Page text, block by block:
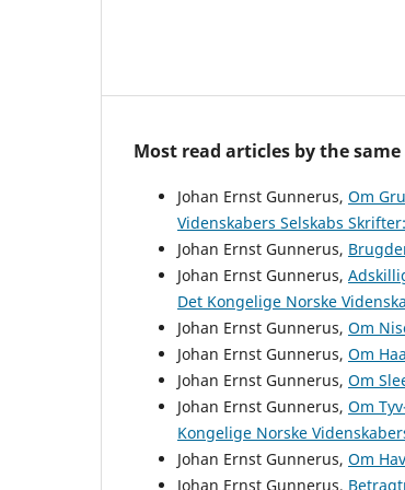
Most read articles by the
Johan Ernst Gunnerus, Om
Videnskabers Selskabs
Johan Ernst Gunnerus,
Johan Ernst Gunnerus,
Det Kongelige Norske
Johan Ernst Gunnerus, Om
Johan Ernst Gunnerus, Om
Johan Ernst Gunnerus, Om
Johan Ernst Gunnerus, Om
Kongelige Norske
Johan Ernst Gunnerus, Om
Johan Ernst Gunnerus,